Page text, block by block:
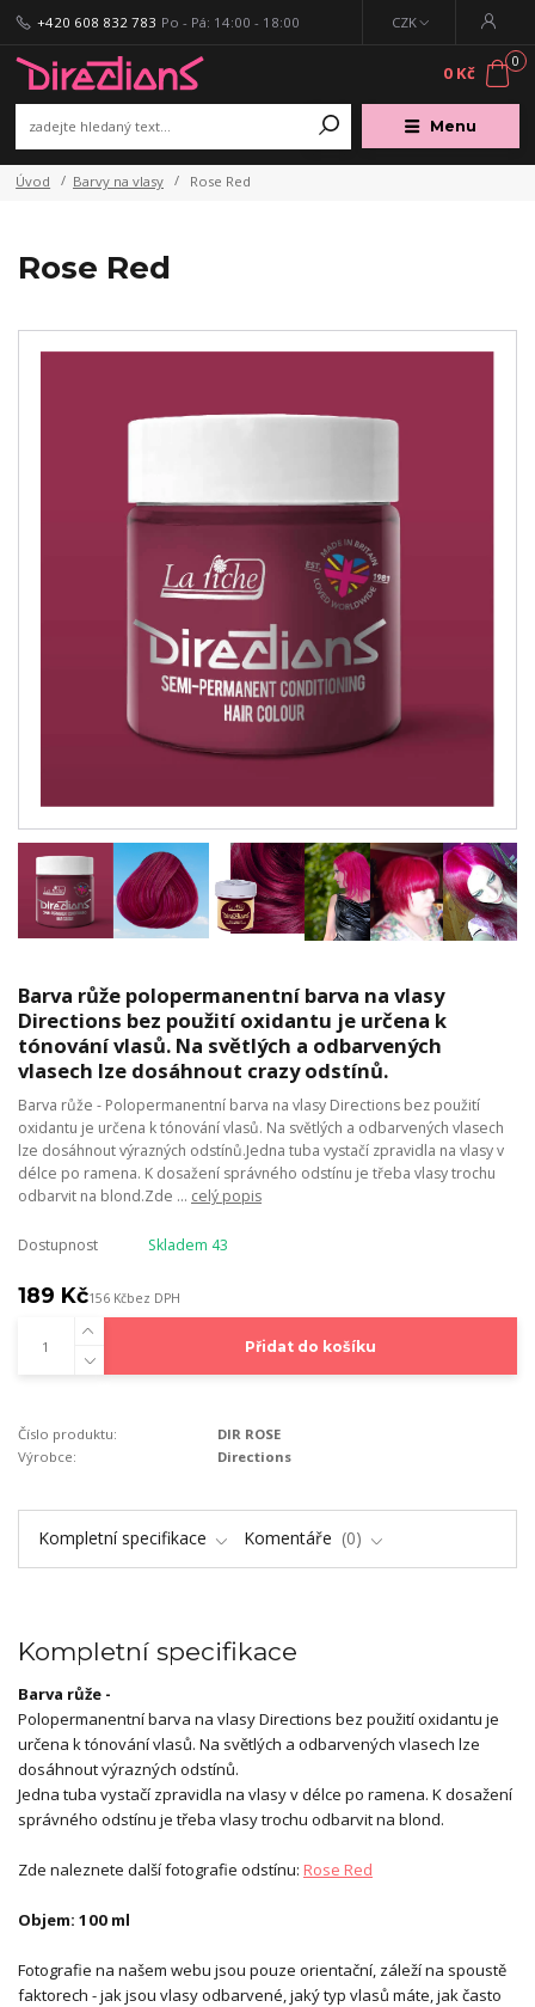
Menu
CZK
+420 608 832 783 Po - Pá: 14:00 - 18:00
0
0 Kč
Úvod Barvy na vlasy Rose Red
Rose Red
Barva růže polopermanentní barva na vlasy
Directions bez použití oxidantu je určena k
tónování vlasů. Na světlých a odbarvených
vlasech lze dosáhnout crazy odstínů.
Barva růže - Polopermanentní barva na vlasy Directions bez použití
oxidantu je určena k tónování vlasů. Na světlých a odbarvených vlasech
lze dosáhnout výrazných odstínů.Jedna tuba vystačí zpravidla na vlasy v
délce po ramena. K dosažení správného odstínu je třeba vlasy trochu
odbarvit na blond.Zde ... celý popis
Dostupnost Skladem 43
189 Kč156 Kčbez DPH
Přidat do košíku
Číslo produktu:
DIR ROSE
Výrobce:
Directions
Kompletní specifikace Komentáře 0
Kompletní specifikace
Barva růže -
Polopermanentní barva na vlasy Directions bez použití oxidantu je
určena k tónování vlasů. Na světlých a odbarvených vlasech lze
dosáhnout výrazných odstínů.
Jedna tuba vystačí zpravidla na vlasy v délce po ramena. K dosažení
správného odstínu je třeba vlasy trochu odbarvit na blond.
Zde naleznete další fotografie odstínu: Rose Red
Objem: 100 ml
Fotografie na našem webu jsou pouze orientační, záleží na spoustě
faktorech - jak jsou vlasy odbarvené, jaký typ vlasů máte, jak často